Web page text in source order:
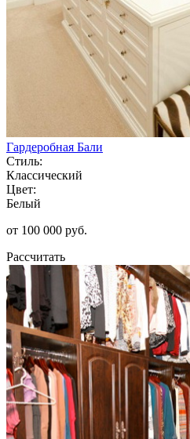
Гардеробная Бали
Стиль:
Классический
Цвет:
Белый
от 100 000 руб.
Рассчитать